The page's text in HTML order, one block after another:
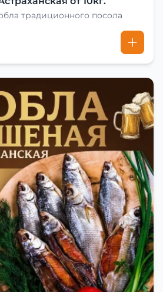
традиционного посола